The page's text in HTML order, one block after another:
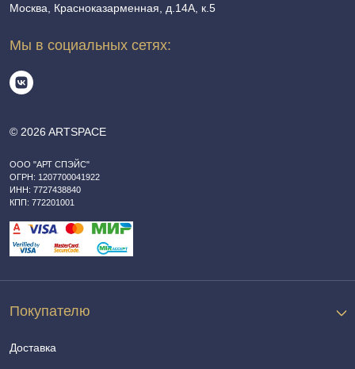
© 2026 ARTSPACE
ООО "АРТ СПЭЙС"
ОГРН: 1207700041922
ИНН: 7727438840
КПП: 772201001
Покупателю
Доставка
Москва, Красноказарменная, д.14А, к.5
Мы в социальных сетях: